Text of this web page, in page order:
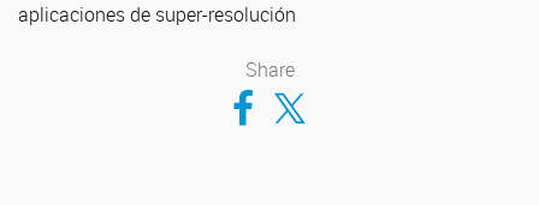
aplicaciones de super-resolución
Share
Compartir en Facebook
Compartir en Twitter